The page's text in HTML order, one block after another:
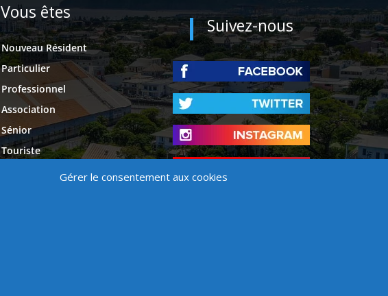
Gérer le consentement aux cookies
Vous êtes
Nouveau Résident
Particulier
Professionnel
Association
Sénior
Touriste
Suivez-nous